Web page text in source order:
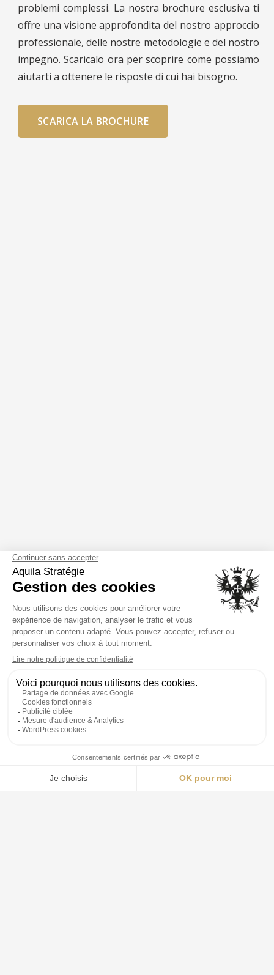
problemi complessi. La nostra brochure esclusiva ti
offre una visione approfondita del nostro approccio
professionale, delle nostre metodologie e del nostro
impegno. Scaricalo ora per scoprire come possiamo
aiutarti a ottenere le risposte di cui hai bisogno.
SCARICA LA BROCHURE